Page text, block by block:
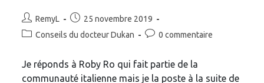
Auteur/autrice
de
RemyL
Publication
publiée :
25 novembre 2019
PostConseils du docteur Dukan
Commentaires
la
publication :
0 commentaire
Je réponds à Roby Ro qui fait partie de la
communauté italienne mais je la poste à la suite de